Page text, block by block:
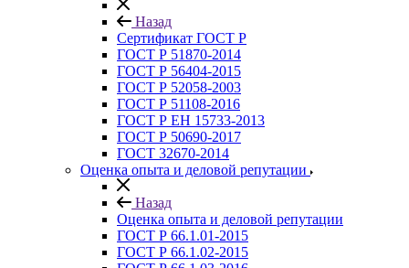
Назад
Сертификат ГОСТ Р
ГОСТ Р 51870-2014
ГОСТ Р 56404-2015
ГОСТ Р 52058-2003
ГОСТ Р 51108-2016
ГОСТ Р ЕН 15733-2013
ГОСТ Р 50690-2017
ГОСТ 32670-2014
Оценка опыта и деловой репутации
Назад
Оценка опыта и деловой репутации
ГОСТ Р 66.1.01-2015
ГОСТ Р 66.1.02-2015